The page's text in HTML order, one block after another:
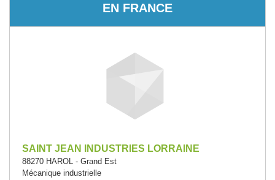
EN FRANCE
SAINT JEAN INDUSTRIES LORRAINE
88270 HAROL - Grand Est
Mécanique industrielle